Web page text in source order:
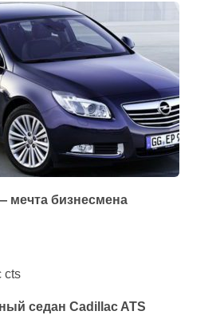
мечта бизнесмена
седан Cadillac ATS